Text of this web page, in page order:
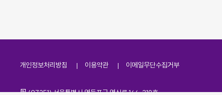
개인정보처리방침 이용약관 이메일무단수집거부
주소
(07251) 서울특별시 영등포구 영신로 166, 319호